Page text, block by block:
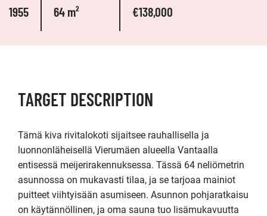
1955 64 m² €138,000
TARGET DESCRIPTION
Tämä kiva rivitalokoti sijaitsee rauhallisella ja
luonnonläheisellä Vierumäen alueella Vantaalla
entisessä meijerirakennuksessa. Tässä 64 neliömetrin
asunnossa on mukavasti tilaa, ja se tarjoaa mainiot
puitteet viihtyisään asumiseen. Asunnon pohjaratkaisu
on käytännöllinen, ja oma sauna tuo lisämukavuutta